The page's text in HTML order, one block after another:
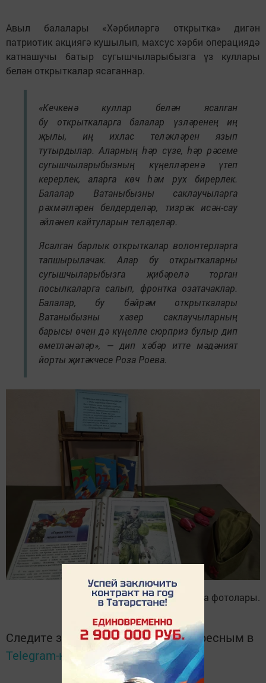
Авыл балалары «Хәрбиләргә открытка» дигән
патриотик акциягә кушылып, махсус хәрби операциядә
катнашучы батыр сугышчыларыбызга үз куллары
белән открыткалар ясаганнар.
«Кечкенә куллар белән ясалган
бу открыткаларга балалар үзләренең иң
җылы, иң ихлас теләкләрен язып
тутырдылар. Аларның һәр сүзе, һәр рәсеме
сугышчыларыбызның күңелләренә үтеп
керерлек, аларга көч һәм рух бирерлек.
Балалар Ватаныбызны саклаучыларга
рәхмәтләрен белдерделәр, тизрәк исән-сау
әйләнеп кайтуларын теләделәр.
Ясалган барлык открыткалар волонтерларга
тапшырылачак. Алар бу открыткаларны
сугышчыларыбызга җибәрелә торган
посылкаларга салып, фронтка озатачаклар.
Балалар, бу бәйрәм открыткалары
Ватаныбызны хәзер саклаучыларның
барысы өчен дә күңелле сюрприз булыр дип
өметләнәләр», — дип хәбәр итте мәдәният
йорты җитәкчесе Роза Роева.
Роза Роева фотолары.
Следите за самым важным и интересным в
Telegram-канале
Татмедиа